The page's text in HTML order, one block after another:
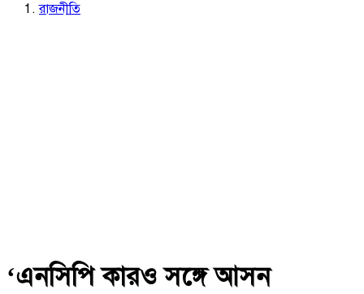
রাজনীতি
‘এনসিপি কারও সঙ্গে আসন